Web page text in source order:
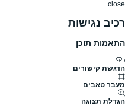
close
רכיב נגישות
התאמות תוכן
הדגשת קישורים
מעבר טאבים
הגדלת תצוגה
דרושים
טאלנטס השמה
גודל חברה
לא צויין